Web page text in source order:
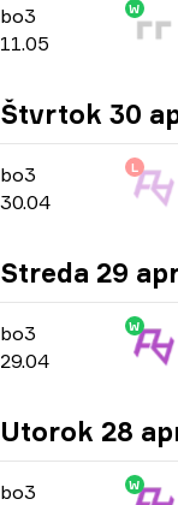
bo3 -bo3
11.05
W
Štvrtok 30
bo3 -bo3
30.04
L
Streda 29
bo3 -bo3
29.04
W
Utorok 28
bo3 -bo3
W